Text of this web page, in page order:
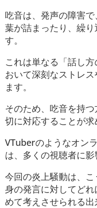
吃音は、発声の障害
葉が詰まったり、繰
す。
これは単なる「話し
おいて深刻なストレ
ます。
そのため、吃音を持
切に対応することが求
VTuberのようなオン
は、多くの視聴者に影
今回の炎上騒動は、
身の発言に対してど
めて考えさせられる出